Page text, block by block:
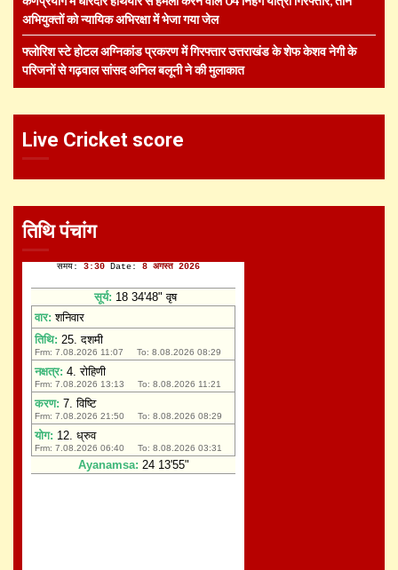
अभियुक्तों को न्यायिक अभिरक्षा में भेजा गया जेल
फ्लोरिश स्टे होटल अग्निकांड प्रकरण में गिरफ्तार उत्तराखंड के शेफ केशव नेगी के
परिजनों से गढ़वाल सांसद अनिल बलूनी ने की मुलाकात
Live Cricket score
तिथि पंचांग